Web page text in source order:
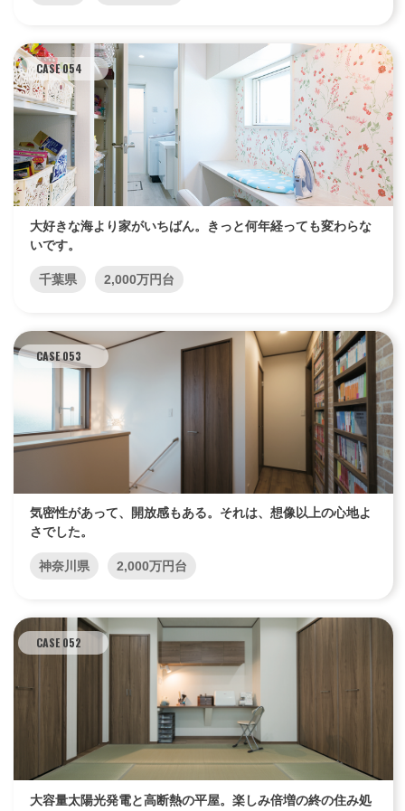
CASE 054
大好きな海より家がいちばん。きっと何年経っても変わらな
いです。
千葉県 2,000万円台
CASE 053
気密性があって、開放感もある。それは、想像以上の心地よ
さでした。
神奈川県 2,000万円台
CASE 052
大容量太陽光発電と高断熱の平屋。楽しみ倍増の終の住み処